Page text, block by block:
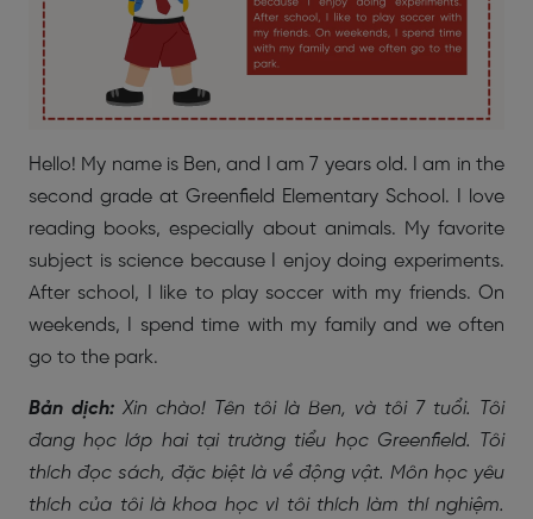
Hello! My name is Ben, and I am 7 years old. I am in the
second grade at Greenfield Elementary School. I love
reading books, especially about animals. My favorite
subject is science because I enjoy doing experiments.
After school, I like to play soccer with my friends. On
weekends, I spend time with my family and we often
go to the park.
Bản dịch: Xin chào! Tên tôi là Ben, và tôi 7 tuổi. Tôi
đang học lớp hai tại trường tiểu học Greenfield. Tôi
thích đọc sách, đặc biệt là về động vật. Môn học yêu
thích của tôi là khoa học vì tôi thích làm thí nghiệm.